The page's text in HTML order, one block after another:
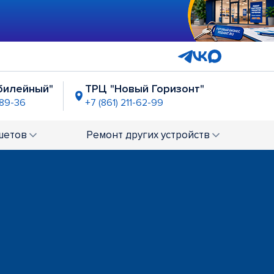
36
ТРЦ "Новый Горизонт"
+7 (861) 211-62-99
62-97 +7 (861) 212-31-85
"Стрелка"
Ремонт других устройств